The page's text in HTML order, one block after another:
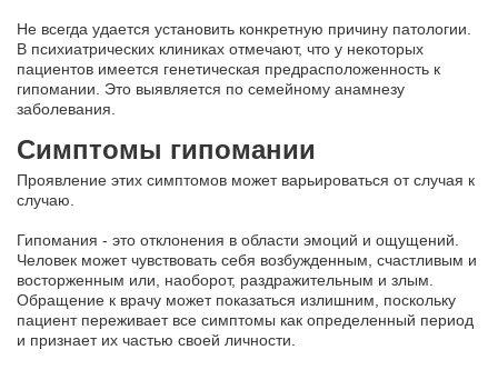
Не всегда удается установить конкретную причину патологии.
В психиатрических клиниках отмечают, что у некоторых
пациентов имеется генетическая предрасположенность к
гипомании. Это выявляется по семейному анамнезу
заболевания.
Симптомы гипомании
Проявление этих симптомов может варьироваться от случая к
случаю.
Гипомания - это отклонения в области эмоций и ощущений.
Человек может чувствовать себя возбужденным, счастливым и
восторженным или, наоборот, раздражительным и злым.
Обращение к врачу может показаться излишним, поскольку
пациент переживает все симптомы как определенный период
и признает их частью своей личности.